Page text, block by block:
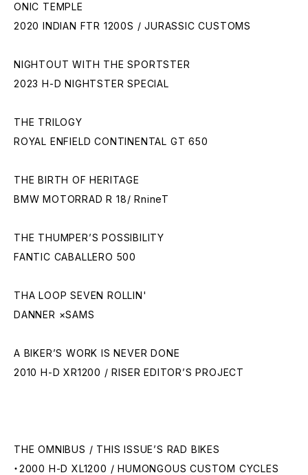
ONIC TEMPLE
2020 INDIAN FTR 1200S / JURASSIC CUSTOMS
NIGHTOUT WITH THE SPORTSTER
2023 H-D NIGHTSTER SPECIAL
THE TRILOGY
ROYAL ENFIELD CONTINENTAL GT 650
THE BIRTH OF HERITAGE
BMW MOTORRAD R 18/ RnineT
THE THUMPER’S POSSIBILITY
FANTIC CABALLERO 500
THA LOOP SEVEN ROLLIN'
DANNER ×SAMS
A BIKER’S WORK IS NEVER DONE
2010 H-D XR1200 / RISER EDITOR’S PROJECT
THE OMNIBUS / THIS ISSUE’S RAD BIKES
・2000 H-D XL1200 / HUMONGOUS CUSTOM CYCLES